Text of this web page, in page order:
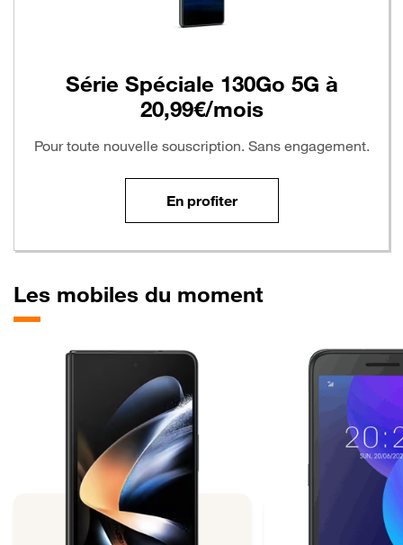
Série Spéciale 130Go 5G à
20,99€/mois
Pour toute nouvelle souscription. Sans engagement.
En profiter
Les mobiles du moment